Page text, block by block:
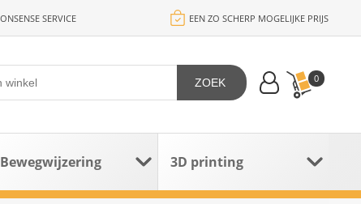
SERVICE EEN ZO SCHERP MOGELIJKE PRIJS
0
ZOEK
Bewegwijzering 3D printing